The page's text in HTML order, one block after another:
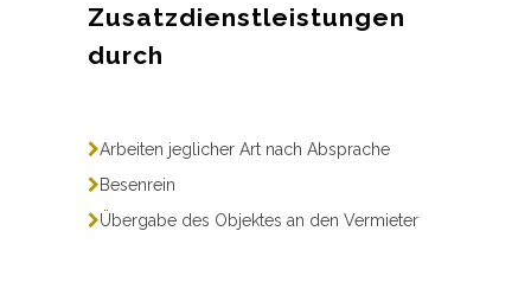
Zusatzdienstleistungen
durch
Arbeiten jeglicher Art nach Absprache
Besenrein
Übergabe des Objektes an den Vermieter